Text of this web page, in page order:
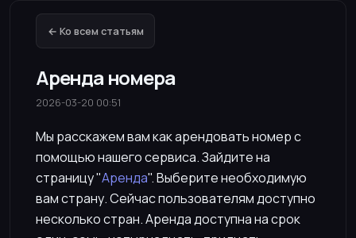
← Ко всем статьям
Аренда номера
2026-03-20 00:51
Мы расскажем вам как арендовать номер с
помощью нашего сервиса. Зайдите на
страницу "Аренда". Выберите необходимую
вам страну. Сейчас пользователям доступно
несколько стран. Аренда доступна на срок